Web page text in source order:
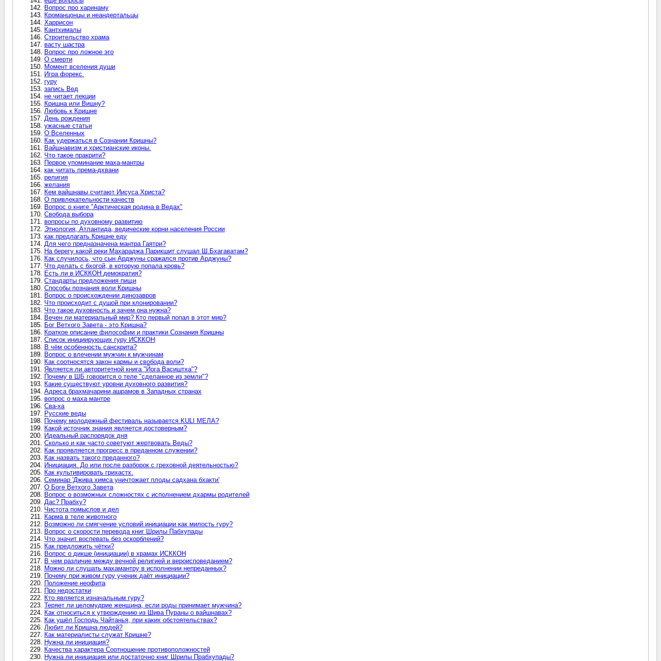
Вопрос про харинаму
Кроманцонцы и неандертальцы
Харрисон
Кантхималы
Строительство храма
васту шастра
Вопрос про ложное эго
О смерти
Момент вселения души
Игра форекс.
гуру
запись Вед
не читает лекции
Кришна или Вишну?
Любовь к Кришне
День рождения
ужасные статьи
О Вселенных
Как удержаться в Сознании Кришны?
Вайшнавизм и христианские иконы.
Что такое пракрити?
Первое упоминание маха-мантры
как читать према-дхвани
религия
желания
Кем вайшнавы считают Иисуса Христа?
О привлекательности качеств
Вопрос о книге "Арктическая родина в Ведах"
Свобода выбора
вопросы по духовному развитию
Этнология, Атлантида, ведические корни населения России
как предлагать Кришне еду
Для чего предназначена мантра Гаятри?
На берегу какой реки Махараджа Парикшит слушал Ш.Бхагаватам?
Как случилось, что сын Арджуны сражался против Арджуны?
Что делать с бхогой, в которую попала кровь?
Есть ли в ИСККОН демократия?
Стандарты предложения пищи
Способы познания воли Кришны
Вопрос о происхождении динозавров
Что происходит с душой при клонировании?
Что такое духовность и зачем она нужна?
Вечен ли материальный мир? Кто первый попал в этот мир?
Бог Ветхого Завета - это Кришна?
Краткое описание философии и практики Сознания Кришны
Список инициирующих гуру ИСККОН
В чём особенность санскрита?
Вопрос о влечении мужчин к мужчинам
Как соотносятся закон кармы и свобода воли?
Является ли авторитетной книга "Йога Васиштха"?
Почему в ШБ говорится о теле "сделанное из земли"?
Какие существуют уровни духовного развития?
Адреса брахмачарини ашрамов в Западных странах
вопрос о маха мантре
Сва-ха
Русские веды
Почему молодежный фестиваль называется KULI МЕЛА?
Какой источник знания является достоверным?
Идеальный распорядок дня
Сколько и как часто советуют жертвовать Веды?
Как проявляется прогресс в преданном служении?
Как назвать такого преданного?
Инициация. До или после разборок с греховной деятельностью?
Как культивировать грихастх.
Семинар 'Джива химса уничтожает плоды садхана бхакти'
О Боге Ветхого Завета
Вопрос о возможных сложностях с исполнением дхармы родителей
Дас? Прабху?
Чистота помыслов и дел
Карма в теле животного
Возможно ли смягчение условий инициации как милость гуру?
Вопрос о скорости перевода книг Шрилы Пабхупады
Что значит воспевать без оскорблений?
Как предложить чётки?
Вопрос о дикше (инициации) в храмах ИСККОН
В чем различие между вечной религией и вероисповеданием?
Можно ли слушать махамантру в исполнении непреданных?
Почему при живом гуру ученик даёт инициации?
Положение неофита
Про недостатки
Кто является изначальным гуру?
Теряет ли целомудрие женщина, если роды принимает мужчина?
Как относиться к утверждению из Шива Пураны о вайшнавах?
Как ушёл Господь Чайтанья, при каких обстоятельствах?
Любит ли Кришна людей?
Как материалисты служат Кришне?
Нужна ли инициация?
Качества характера Соотношение противоположностей
Нужна ли инициация или достаточно книг Шрилы Прабхупады?